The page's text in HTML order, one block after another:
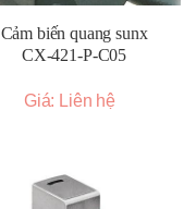
Cảm biến quang sunx
CX-421-P-C05
Giá: Liên hệ